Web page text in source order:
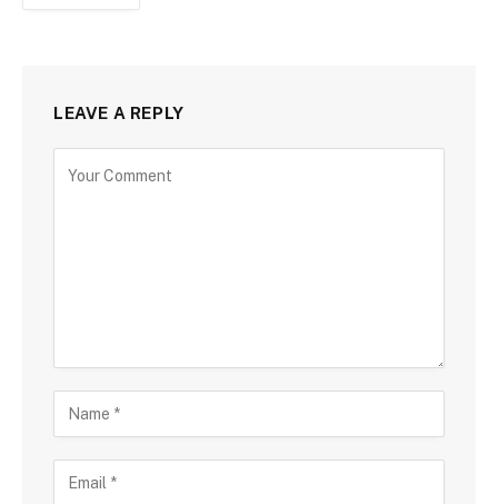
LEAVE A REPLY